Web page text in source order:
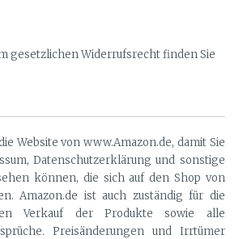
gesetzlichen Widerrufsrecht finden Sie
Website von www.Amazon.de, damit Sie
Datenschutzerklärung und sonstige
können, die sich auf den Shop von
Amazon.de ist auch zuständig für die
Verkauf der Produkte sowie alle
Preisänderungen und Irrtümer